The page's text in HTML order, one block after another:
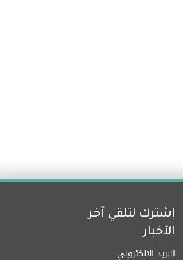
إشترك لتلقي آخر
الأخبار
البريد الالكتروني